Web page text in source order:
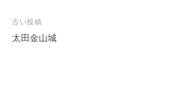
投
稿
古い投稿
太田金山城